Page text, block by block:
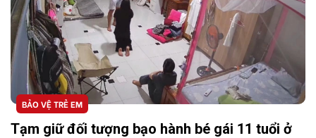
BẢO VỆ TRẺ EM
Tạm giữ đối tượng bạo hành bé gái 11 tuổi ở